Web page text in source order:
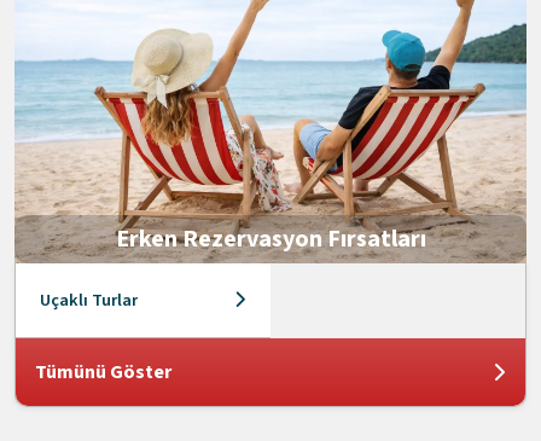
Erken Rezervasyon Fırsatları
Uçaklı Turlar
Tümünü Göster